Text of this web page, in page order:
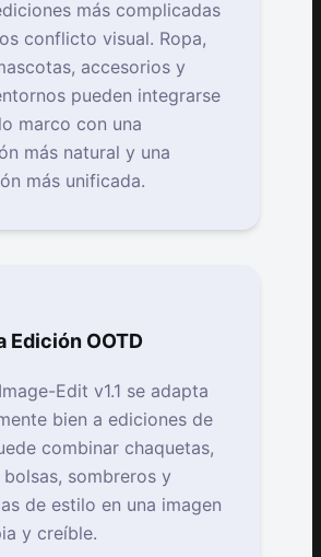
más complicadas
conflicto visual. Ropa,
accesorios y
pueden integrarse
marco con una
más natural y una
más unificada.
Edición OOTD
Edit v1.1 se adapta
bien a ediciones de
combinar chaquetas,
sombreros y
de estilo en una imagen
y creíble.